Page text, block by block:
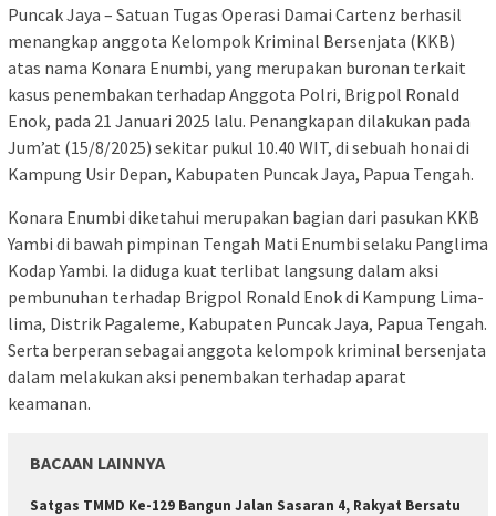
Puncak Jaya – Satuan Tugas Operasi Damai Cartenz berhasil
menangkap anggota Kelompok Kriminal Bersenjata (KKB)
atas nama Konara Enumbi, yang merupakan buronan terkait
kasus penembakan terhadap Anggota Polri, Brigpol Ronald
Enok, pada 21 Januari 2025 lalu. Penangkapan dilakukan pada
Jum’at (15/8/2025) sekitar pukul 10.40 WIT, di sebuah honai di
Kampung Usir Depan, Kabupaten Puncak Jaya, Papua Tengah.
Konara Enumbi diketahui merupakan bagian dari pasukan KKB
Yambi di bawah pimpinan Tengah Mati Enumbi selaku Panglima
Kodap Yambi. Ia diduga kuat terlibat langsung dalam aksi
pembunuhan terhadap Brigpol Ronald Enok di Kampung Lima-
lima, Distrik Pagaleme, Kabupaten Puncak Jaya, Papua Tengah.
Serta berperan sebagai anggota kelompok kriminal bersenjata
dalam melakukan aksi penembakan terhadap aparat
keamanan.
BACAAN LAINNYA
Satgas TMMD Ke-129 Bangun Jalan Sasaran 4, Rakyat Bersatu